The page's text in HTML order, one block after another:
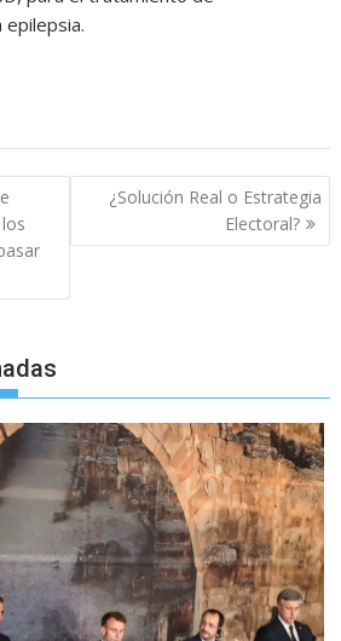
¿Solución Real o Estrategia
Electoral?